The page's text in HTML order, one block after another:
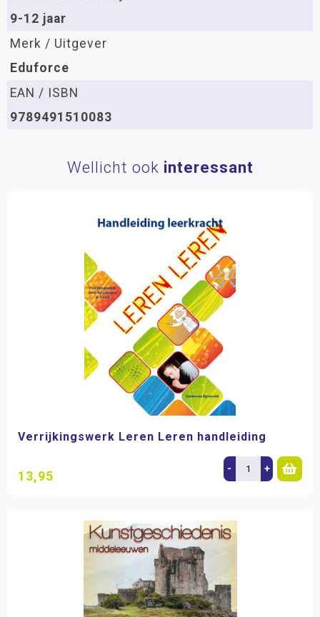
9-12 jaar
Merk / Uitgever
Eduforce
EAN / ISBN
9789491510083
Wellicht ook interessant
Verrijkingswerk Leren Leren handleiding
13,95 - +